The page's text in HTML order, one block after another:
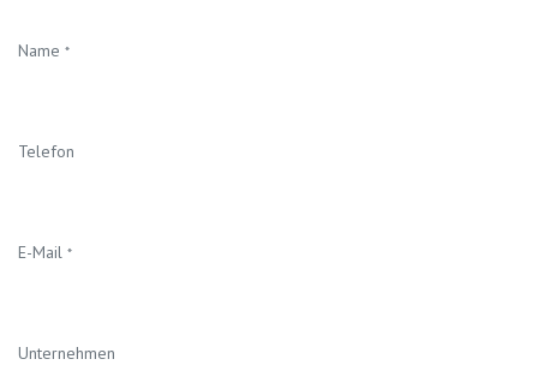
Name *
Telefon
E-Mail *
Unternehmen